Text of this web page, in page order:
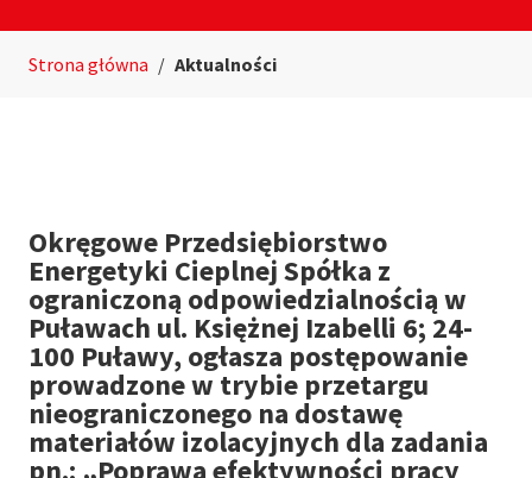
Strona główna / Aktualności
Okręgowe Przedsiębiorstwo
Energetyki Cieplnej Spółka z
ograniczoną odpowiedzialnością w
Puławach ul. Księżnej Izabelli 6; 24-
100 Puławy, ogłasza postępowanie
prowadzone w trybie przetargu
nieograniczonego na dostawę
materiałów izolacyjnych dla zadania
pn.: „Poprawa efektywności pracy